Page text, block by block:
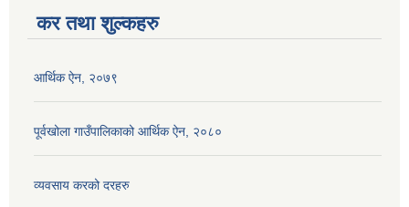
कर तथा शुल्कहरु
आर्थिक ऐन, २०७९
पूर्वखोला गाउँपालिकाको आर्थिक ऐन, २०८०
व्यवसाय करको दरहरु